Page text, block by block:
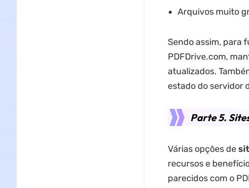
Arquivos muito
Sendo assim, para
PDFDrive.com,
atualizados.
estado do servidor
Parte 5.
Várias opções de
recursos e
parecidos com o